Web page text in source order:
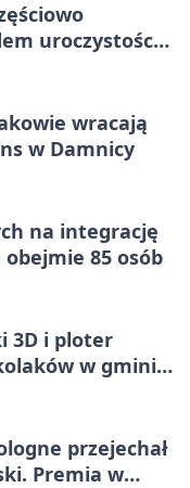
uroczystości
wracają
w Damnicy
na integrację
85 osób
3D i ploter
w gminie
przejechał
Premia w